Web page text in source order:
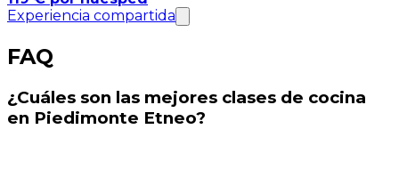
Experiencia compartida
FAQ
¿Cuáles son las mejores clases de cocina
en Piedimonte Etneo?